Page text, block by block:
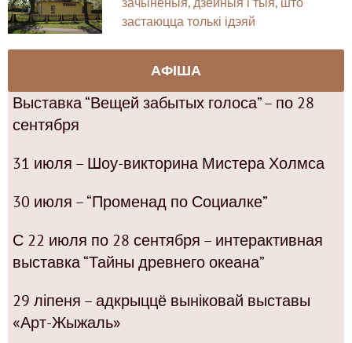
застаюцца толькі ідэяй
АФІША
Выставка “Вещей забытых голоса” – по 28
сентября
31 июля – Шоу-викторина Мистера Холмса
30 июля – “Променад по Социалке”
С 22 июля по 28 сентября – интерактивная
выставка “Тайны древнего океана”
29 ліпеня – адкрыццё выніковай выставы
«Арт-Жыжаль»